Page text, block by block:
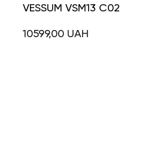
VESSUM VSM13 C02
10599,00 UAH